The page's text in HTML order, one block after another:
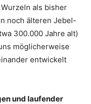
als bisher
noch älteren Jebel-
300.000 Jahre alt)
möglicherweise
entwickelt
und laufender